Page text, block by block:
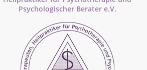
Psychologischer Berater e.V.